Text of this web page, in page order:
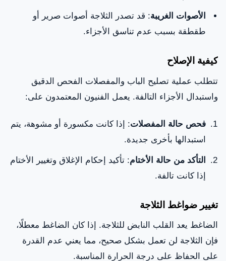
الأصوات الغريبة: قد تصدر الثلاجة أصوات صرير أو
طقطقة بسبب عدم تناسق الأجزاء.
كيفية الإصلاح
تتطلب عملية تصليح الباب والمفصلات الفحص الدقيق
واستبدال الأجزاء التالفة. يعمل الفنيون المعتمدون على:
فحص حالة المفصلات: إذا كانت مكسورة أو مشوهة، يتم
استبدالها بأخرى جديدة.
التأكد من حالة الأختام: تأكيد إحكام الإغلاق وتغيير الأختام
إذا كانت تالفة.
تغيير ضواغط الثلاجة
الضاغط يعد القلب النابض للثلاجة. إذا كان الضاغط معطلًا،
فإن الثلاجة لن تعمل بشكل صحيح، مما يعني عدم القدرة
على الحفاظ على درجة الحرارة المناسبة.